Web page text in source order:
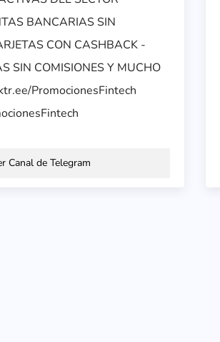
BANCARIAS SIN
CON CASHBACK -
SIN COMISIONES Y MUCHO
PromocionesFintech
Canal de Telegram